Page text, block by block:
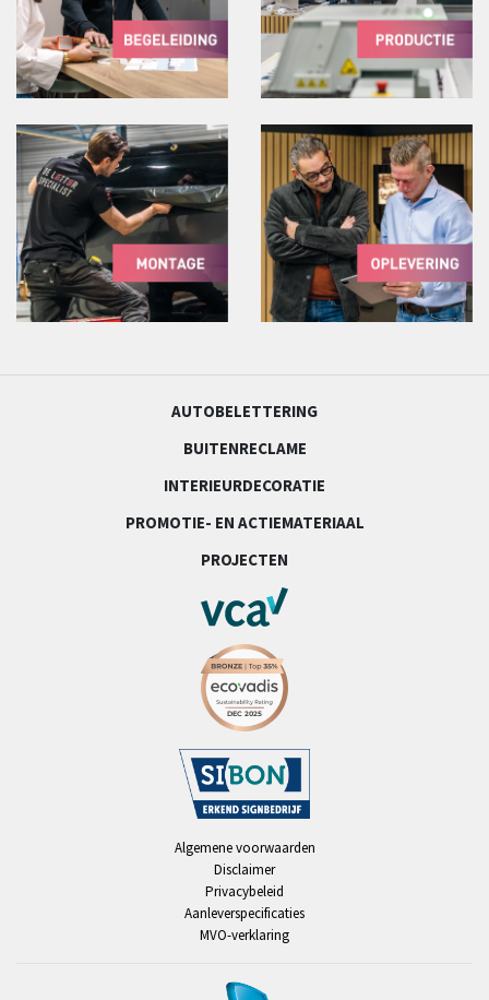
AUTOBELETTERING
BUITENRECLAME
INTERIEURDECORATIE
PROMOTIE- EN ACTIEMATERIAAL
PROJECTEN
Algemene voorwaarden
Disclaimer
Privacybeleid
Aanleverspecificaties
MVO-verklaring